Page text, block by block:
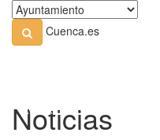
Cuenca.es
Noticias